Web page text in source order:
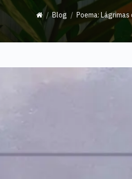
Blog Poema: